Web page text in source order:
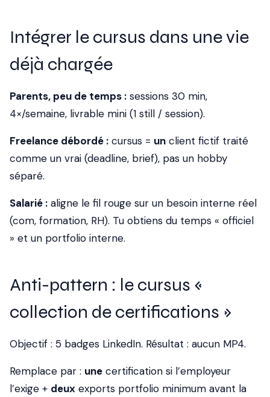
Intégrer le cursus dans une vie
déjà chargée
Parents, peu de temps : sessions 30 min,
4×/semaine, livrable mini (1 still / session).
Freelance débordé : cursus = un client fictif traité
comme un vrai (deadline, brief), pas un hobby
séparé.
Salarié : aligne le fil rouge sur un besoin interne réel
(com, formation, RH). Tu obtiens du temps « officiel
» et un portfolio interne.
Anti-pattern : le cursus «
collection de certifications »
Objectif : 5 badges LinkedIn. Résultat : aucun MP4.
Remplace par : une certification si l’employeur
l’exige + deux exports portfolio minimum avant la